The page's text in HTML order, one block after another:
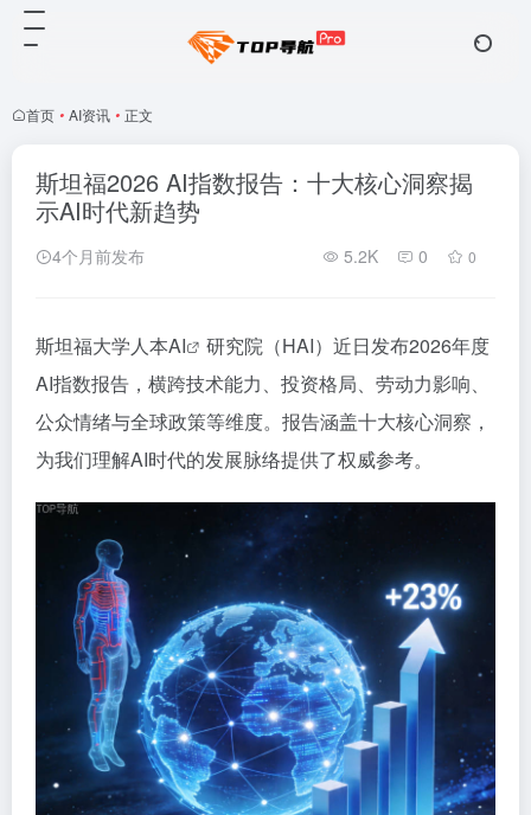
首页 • AI资讯 • 正文
斯坦福2026 AI指数报告：十大核心洞察揭
示AI时代新趋势
4个月前发布 5.2K 0 0
斯坦福大学人本AI
研究院（HAI）近日发布2026年度
AI指数报告，横跨技术能力、投资格局、劳动力影响、
公众情绪与全球政策等维度。报告涵盖十大核心洞察，
为我们理解AI时代的发展脉络提供了权威参考。